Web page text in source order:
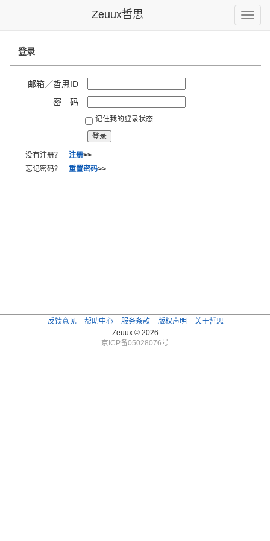
Toggle
Zeuux哲思
登录
邮箱／哲思ID
密 码
记住我的登录状态
没有注册？ 注册>>
忘记密码？ 重置密码>>
反馈意见 帮助中心 服务条款 版权声明
关于哲思
Zeuux © 2026
京ICP备05028076号